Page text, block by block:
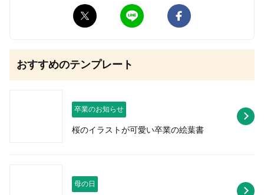
おすすめのテンプレート
卒業のお知らせ
桜のイラストが可愛い卒業の絵葉書
母の日